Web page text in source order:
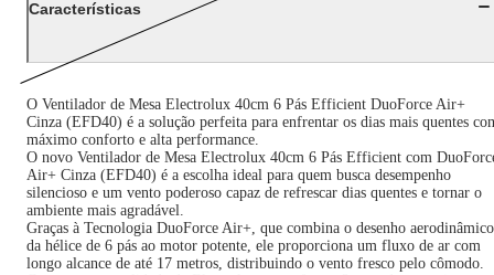
Características
O Ventilador de Mesa Electrolux 40cm 6 Pás Efficient DuoForce Air+
Cinza (EFD40) é a solução perfeita para enfrentar os dias mais quentes
máximo conforto e alta performance.
O novo Ventilador de Mesa Electrolux 40cm 6 Pás Efficient com
Air+ Cinza (EFD40) é a escolha ideal para quem busca desempenho
silencioso e um vento poderoso capaz de refrescar dias quentes e tornar o
ambiente mais agradável.
Graças à Tecnologia DuoForce Air+, que combina o desenho aerodinâmico
da hélice de 6 pás ao motor potente, ele proporciona um fluxo de ar com
longo alcance de até 17 metros, distribuindo o vento fresco pelo cômodo.